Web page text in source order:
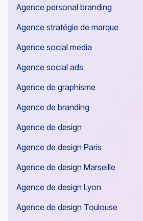
Agence personal branding
Agence stratégie de marque
Agence social media
Agence social ads
Agence de graphisme
Agence de branding
Agence de design
Agence de design Paris
Agence de design Marseille
Agence de design Lyon
Agence de design Toulouse